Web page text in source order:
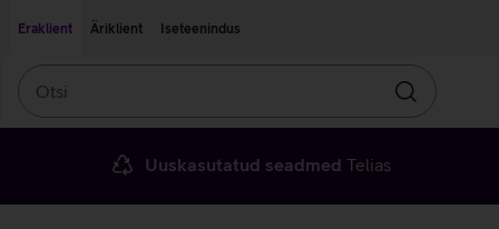
Eraklient
Äriklient Iseteenindus
Otsin
Uuskasutatud seadmed Telias